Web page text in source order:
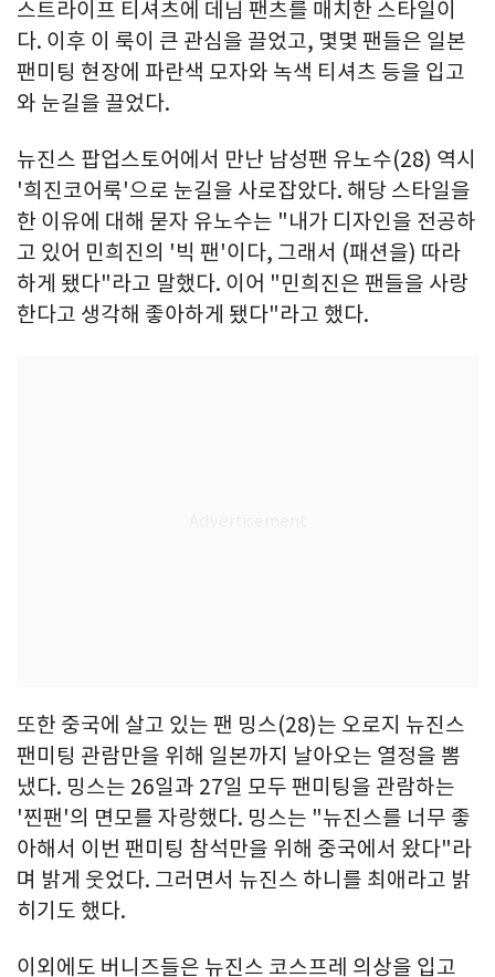
스트라이프 티셔츠에 데님 팬츠를 매치한 스타일이
다. 이후 이 룩이 큰 관심을 끌었고, 몇몇 팬들은 일본
팬미팅 현장에 파란색 모자와 녹색 티셔츠 등을 입고
와 눈길을 끌었다.
뉴진스 팝업스토어에서 만난 남성팬 유노수(28) 역시
'희진코어룩'으로 눈길을 사로잡았다. 해당 스타일을
한 이유에 대해 묻자 유노수는 "내가 디자인을 전공하
고 있어 민희진의 '빅 팬'이다, 그래서 (패션을) 따라
하게 됐다"라고 말했다. 이어 "민희진은 팬들을 사랑
한다고 생각해 좋아하게 됐다"라고 했다.
또한 중국에 살고 있는 팬 밍스(28)는 오로지 뉴진스
팬미팅 관람만을 위해 일본까지 날아오는 열정을 뽐
냈다. 밍스는 26일과 27일 모두 팬미팅을 관람하는
'찐팬'의 면모를 자랑했다. 밍스는 "뉴진스를 너무 좋
아해서 이번 팬미팅 참석만을 위해 중국에서 왔다"라
며 밝게 웃었다. 그러면서 뉴진스 하니를 최애라고 밝
히기도 했다.
이외에도 버니즈들은 뉴진스 코스프레 의상을 입고